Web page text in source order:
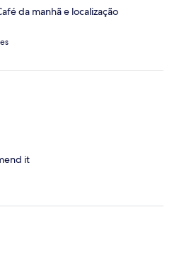
da manhã e localização
it